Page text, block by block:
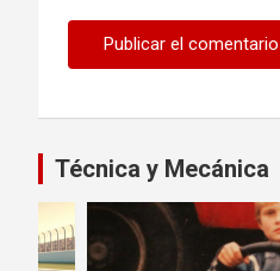
Técnica y Mecánica